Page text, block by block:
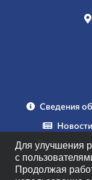
Сведения
Новости
Для улучшения
с
Продолжая